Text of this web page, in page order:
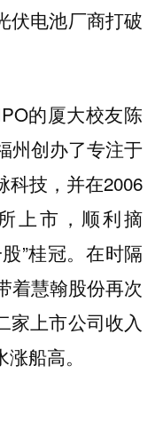
伏电池厂商打破
的厦大校友陈
州创办了专注于
科技，并在2006
上市，顺利摘
”桂冠。在时隔
着慧翰股份再次
家上市公司收入
船高。